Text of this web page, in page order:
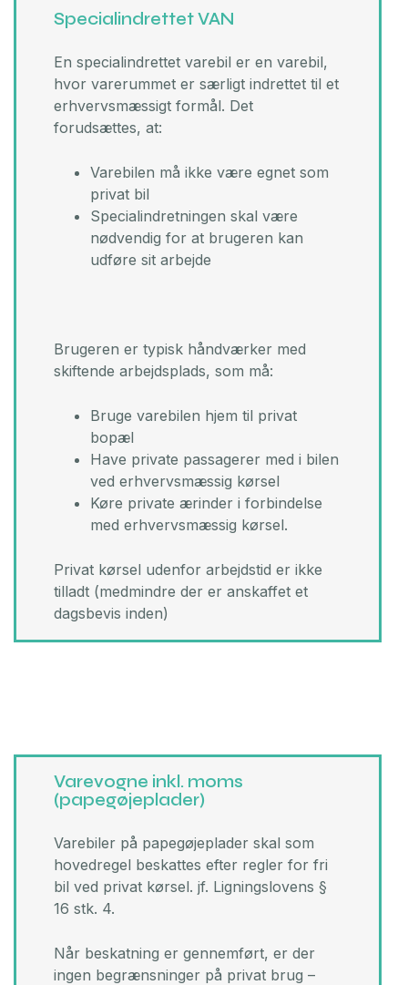
Specialindrettet VAN
En specialindrettet varebil er en varebil,
hvor varerummet er særligt indrettet til et
erhvervsmæssigt formål. ​Det
forudsættes, at:
Varebilen må ikke være egnet som
privat bil​
Specialindretningen skal være
nødvendig for at brugeren kan
udføre sit arbejde
Brugeren er typisk håndværker med
skiftende arbejdsplads, som må:​
Bruge varebilen hjem til privat
bopæl​
Have private passagerer med i bilen
ved erhvervsmæssig kørsel​
Køre private ærinder i forbindelse
med erhvervsmæssig kørsel.​
Privat kørsel udenfor arbejdstid er ikke
tilladt (medmindre der er anskaffet et
dagsbevis inden)​
Varevogne inkl. moms
(papegøjeplader)
Varebiler på papegøjeplader skal som
hovedregel beskattes efter regler for fri
bil ved privat kørsel. jf. Ligningslovens §
16 stk. 4.
Når beskatning er gennemført, er der
ingen begrænsninger på privat brug –